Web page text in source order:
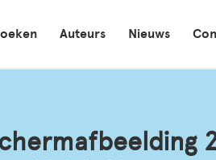
Auteurs Nieuws